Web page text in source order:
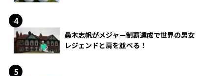
桑木志帆がメジャー制覇達成で世界の男女
レジェンドと肩を並べる！